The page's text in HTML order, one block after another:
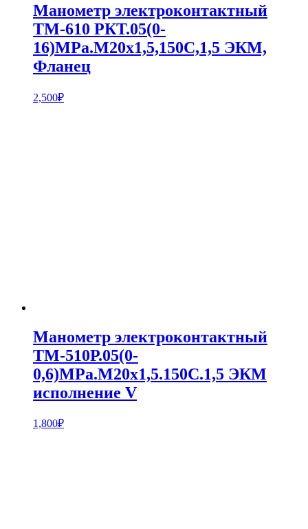
Манометр электроконтактный
ТМ-610 РКТ.05(0-
16)MPa.М20х1,5,150С,1,5 ЭКМ,
Фланец
2,500₽
Манометр электроконтактный
ТМ-510Р.05(0-
0,6)МPa.М20х1,5.150С.1,5 ЭКМ
исполнение V
1,800₽